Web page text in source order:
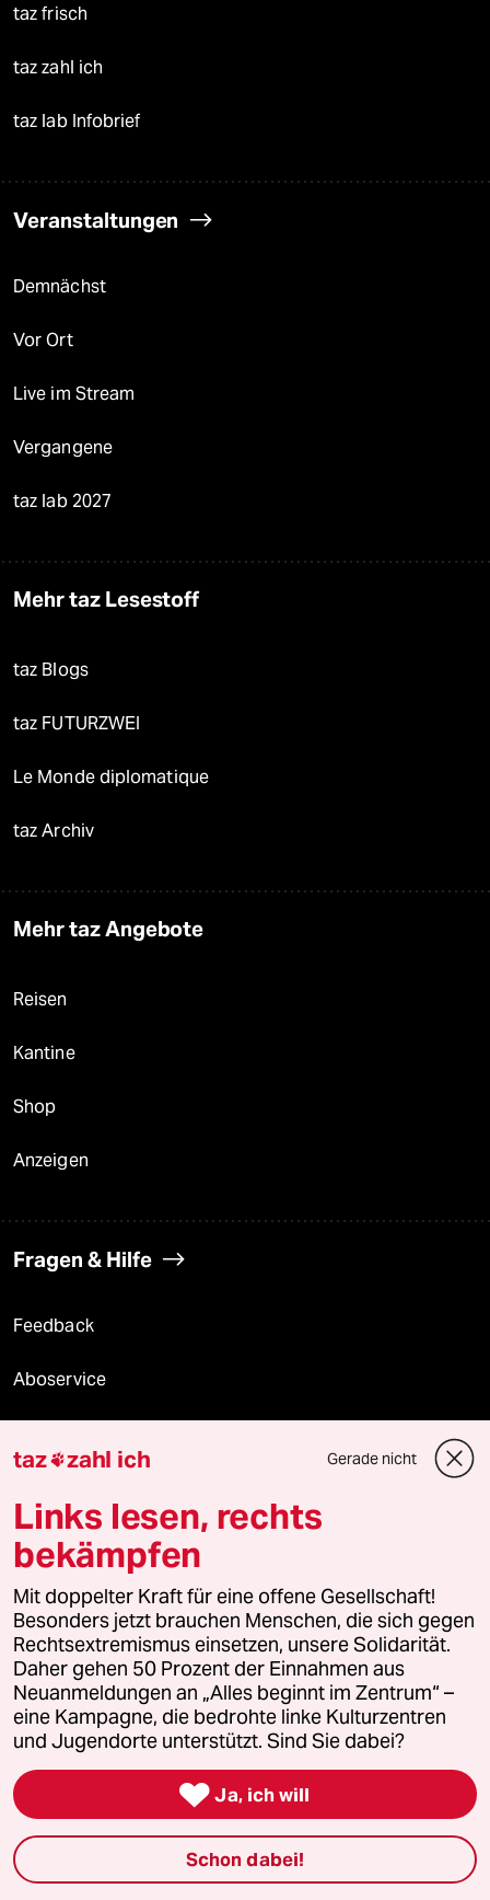
taz frisch
taz zahl ich
taz lab Infobrief
Veranstaltungen
Demnächst
Vor Ort
Live im Stream
Vergangene
taz lab 2027
Mehr taz Lesestoff
taz Blogs
taz FUTURZWEI
Le Monde diplomatique
taz Archiv
Mehr taz Angebote
Reisen
Kantine
Shop
Anzeigen
Fragen & Hilfe
Feedback
Aboservice
© 2026 taz Verlags und Vertriebs GmbH
Alle Rechte vorbehalten. Bei rechtlichen Fragen oder für Genehmigungen
wenden Sie sich bitte anlizenzen@taz.de
Feedback Redaktionsstatut Kommune-Richtlinien KI-
Leitlinie Informant Datenschutz Impressum AGB
Seitenwende Einwilligungen widerrufen (Ads)
taz zahl ich Gerade nicht
Links lesen, rechts
bekämpfen
Mit doppelter Kraft für eine offene Gesellschaft!
Besonders jetzt brauchen Menschen, die sich gegen
Rechtsextremismus einsetzen, unsere Solidarität.
Daher gehen 50 Prozent der Einnahmen aus
Neuanmeldungen an „Alles beginnt im Zentrum“ –
eine Kampagne, die bedrohte linke Kulturzentren
und Jugendorte unterstützt. Sind Sie dabei?
 Ja, ich will
Schon dabei!